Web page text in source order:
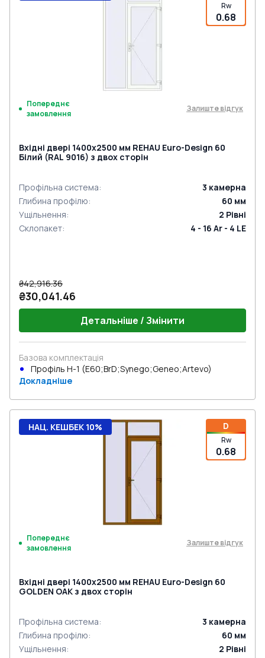
Rw
0.68
Попереднє
замовлення
Залиште відгук
Вхідні двері 1400x2500 мм REHAU Euro-Design 60
Білий (RAL 9016) з двох сторін
Профільна система: 3 камерна
Глибина профілю: 60 мм
Ущільнення: 2 Рівні
Склопакет: 4 - 16 Ar - 4 LE
₴42,916.36
₴30,041.46
Детальніше / Змінити
Базова комплектація
Профіль Н-1 (E60;BrD;Synego;Geneo;Artevo)
Докладніше
D
Rw
0.68
НАЦ. КЕШБЕК 10%
Попереднє
замовлення
Залиште відгук
Вхідні двері 1400x2500 мм REHAU Euro-Design 60
GOLDEN OAK з двох сторін
Профільна система: 3 камерна
Глибина профілю: 60 мм
Ущільнення: 2 Рівні